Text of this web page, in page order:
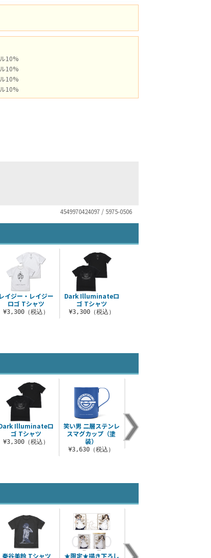
10%
10%
10%
10%
4549970424097 / 5975-0506
レイジー・レイジー
ロゴ Tシャツ
¥3,300（税込）
Dark Illuminateロ
ゴ Tシャツ
¥3,300（税込）
Illuminateロ
ゴ Tシャツ
¥3,300（税込）
笑い男 二層ステンレ
スマグカップ（塗
装）
¥3,630（税込）
Sirius Chordロゴ T
秦谷美鈴 Tシャツ ★限定★描き下ろし デビ太郎 エクササイ